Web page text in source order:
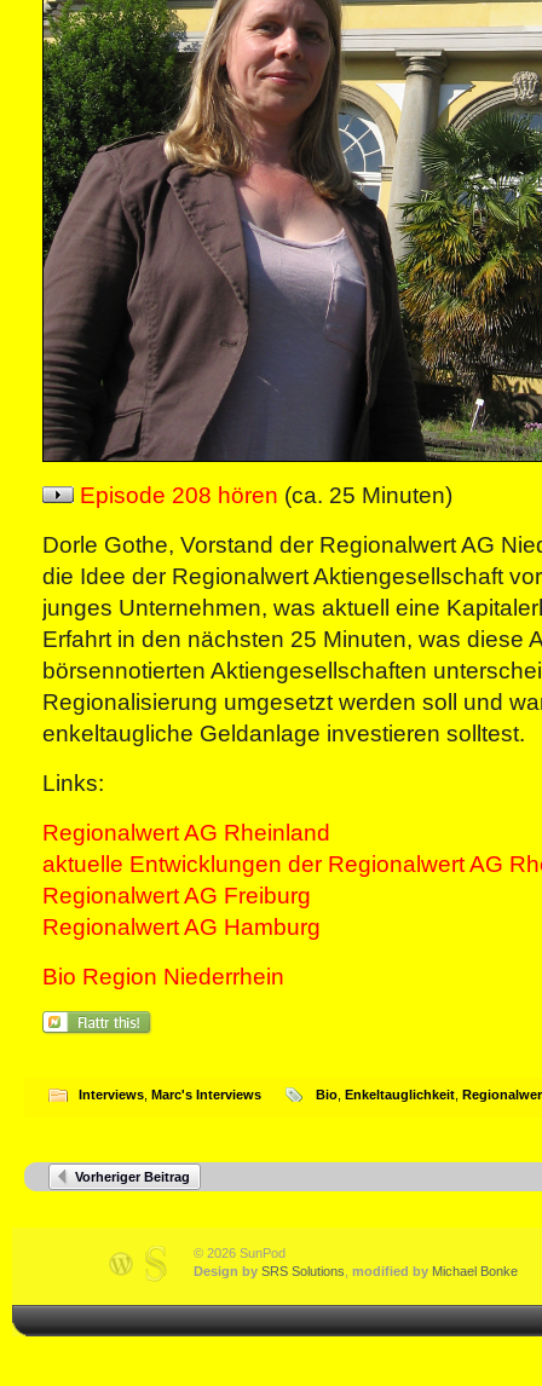
Episode 208 hören (ca. 25 Minuten)
Dorle Gothe, Vorstand der Regionalwert AG
die Idee der Regionalwert Aktiengesellschaft
junges Unternehmen, was aktuell eine
Erfahrt in den nächsten 25 Minuten, was diese
börsennotierten Aktiengesellschaften
Regionalisierung umgesetzt werden soll und
enkeltaugliche Geldanlage investieren solltest.
Links:
Regionalwert AG Rheinland
aktuelle Entwicklungen der Regionalwert AG
Regionalwert AG Freiburg
Regionalwert AG Hamburg
Bio Region Niederrhein
Interviews Marc's Interviews Bio Enkeltauglichkeit
Vorheriger Beitrag
© 2026 SunPod
Design by SRS Solutions modified by Michael Bonke